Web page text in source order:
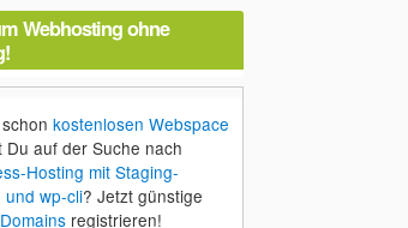
Webhosting ohne
kostenlosen Webspace
Du auf der Suche nach
Hosting mit Staging-
und wp-cli? Jetzt günstige
registrieren!